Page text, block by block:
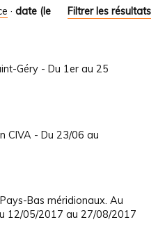
Filtrer les résultats
· date (le
Géry - Du 1er au 25
CIVA - Du 23/06 au
Bas méridionaux. Au
12/05/2017 au 27/08/2017